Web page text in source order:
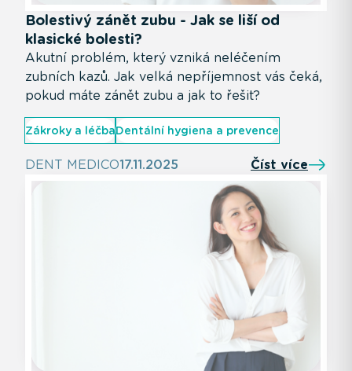
Bolestivý zánět zubu - Jak se liší od
klasické bolesti?
Akutní problém, který vzniká neléčením
zubních kazů. Jak velká nepříjemnost vás čeká,
pokud máte zánět zubu a jak to řešit?
Zákroky a léčbaDentální hygiena a prevence
DENT MEDICO17.11.2025 Číst více